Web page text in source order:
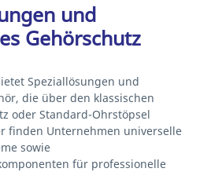
und
Gehörschutz
Speziallösungen und
die über den klassischen
oder Standard-Ohrstöpsel
finden Unternehmen universelle
sowie
für professionelle